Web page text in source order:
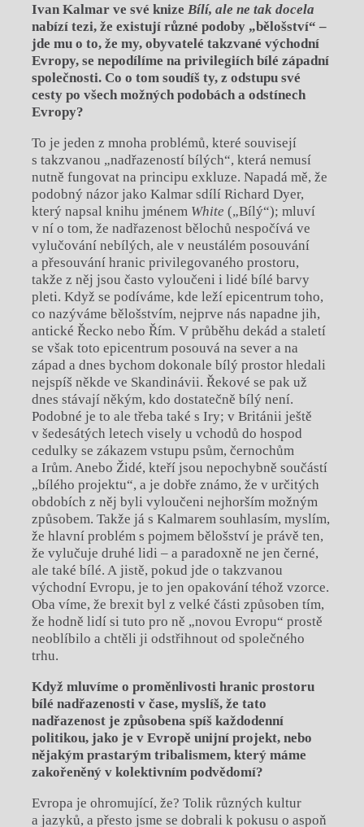
Ivan Kalmar ve své knize Bílí, ale ne tak docela
nabízí tezi, že existují různé podoby „bělošství“ –
jde mu o to, že my, obyvatelé takzvané východní
Evropy, se nepodílíme na privilegiích bílé západní
společnosti. Co o tom soudíš ty, z odstupu své
cesty po všech možných podobách a odstínech
Evropy?
To je jeden z mnoha problémů, které souvisejí
s takzvanou „nadřazeností bílých“, která nemusí
nutně fungovat na principu exkluze. Napadá mě, že
podobný názor jako Kalmar sdílí Richard Dyer,
který napsal knihu jménem White („Bílý“); mluví
v ní o tom, že nadřazenost bělochů nespočívá ve
vylučování nebílých, ale v neustálém posouvání
a přesouvání hranic privilegovaného prostoru,
takže z něj jsou často vyloučeni i lidé bílé barvy
pleti. Když se podíváme, kde leží epicentrum toho,
co nazýváme bělošstvím, nejprve nás napadne jih,
antické Řecko nebo Řím. V průběhu dekád a staletí
se však toto epicentrum posouvá na sever a na
západ a dnes bychom dokonale bílý prostor hledali
nejspíš někde ve Skandinávii. Řekové se pak už
dnes stávají někým, kdo dostatečně bílý není.
Podobné je to ale třeba také s Iry; v Británii ještě
v šedesátých letech visely u vchodů do hospod
cedulky se zákazem vstupu psům, černochům
a Irům. Anebo Židé, kteří jsou nepochybně součástí
„bílého projektu“, a je dobře známo, že v určitých
obdobích z něj byli vyloučeni nejhorším možným
způsobem. Takže já s Kalmarem souhlasím, myslím,
že hlavní problém s pojmem bělošství je právě ten,
že vylučuje druhé lidi – a paradoxně ne jen černé,
ale také bílé. A jistě, pokud jde o takzvanou
východní Evropu, je to jen opakování téhož vzorce.
Oba víme, že brexit byl z velké části způsoben tím,
že hodně lidí si tuto pro ně „novou Evropu“ prostě
neoblíbilo a chtěli ji odstřihnout od společného
trhu.
Když mluvíme o proměnlivosti hranic prostoru
bílé nadřazenosti v čase, myslíš, že tato
nadřazenost je způsobena spíš každodenní
politikou, jako je v Evropě unijní projekt, nebo
nějakým prastarým tribalismem, který máme
zakořeněný v kolektivním podvědomí?
Evropa je ohromující, že? Tolik různých kultur
a jazyků, a přesto jsme se dobrali k pokusu o aspoň